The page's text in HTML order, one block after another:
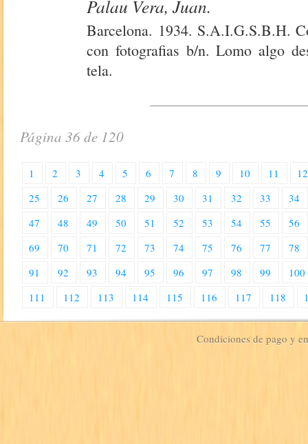
Palau Vera, Juan.
Barcelona. 1934. S.A.I.G.S.B.H.
con fotografias b/n. Lomo algo
tela.
Página 36 de 120
1 2 3 4 5 6 7 8 9 10 11
12
25
26 27 28 29 30 31 32 33
34
47
48 49 50 51 52 53 54 55
56
69
70 71 72 73 74 75 76 77
78
91
92 93 94 95 96 97 98 99
100
111
112 113 114 115 116 117 118
Condiciones de pago y